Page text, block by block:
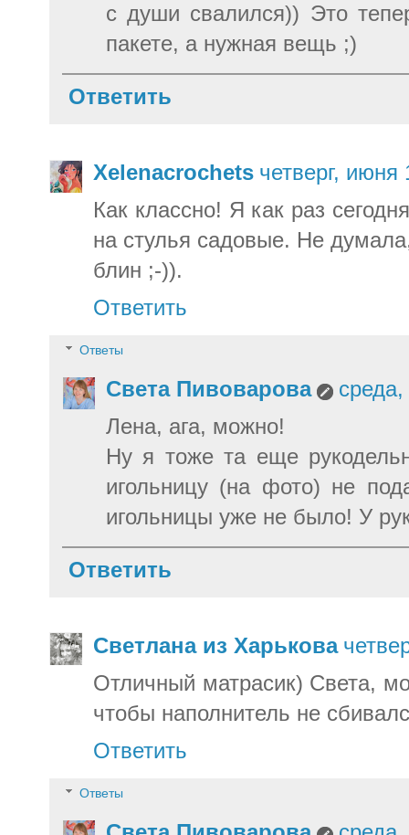
с души свалился)) Это
пакете, а нужная вещь ;)
Ответить
Xelenacrochets четверг, июня
Как классно! Я как раз
на стулья садовые. Не
блин ;-)).
Ответить
Ответы
Света Пивоварова
Лена, ага, можно!
Ну я тоже та еще
игольницу (на фото) не
игольницы уже не было! У
Ответить
Светлана из Харькова
Отличный матрасик) Света,
чтобы наполнитель не
Ответить
Ответы